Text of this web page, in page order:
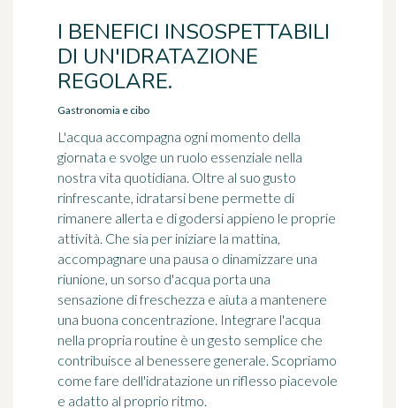
I BENEFICI INSOSPETTABILI
DI UN'IDRATAZIONE
REGOLARE.
Gastronomia e cibo
L'acqua accompagna ogni momento della
giornata e svolge un ruolo essenziale nella
nostra vita quotidiana. Oltre al suo gusto
rinfrescante, idratarsi bene permette di
rimanere allerta e di godersi appieno le proprie
attività. Che sia per iniziare la mattina,
accompagnare una pausa o dinamizzare una
riunione, un sorso d'acqua porta una
sensazione di freschezza e aiuta a mantenere
una buona concentrazione. Integrare l'acqua
nella propria routine è un gesto semplice che
contribuisce al benessere generale. Scopriamo
come fare dell'idratazione un riflesso piacevole
e adatto al proprio ritmo.